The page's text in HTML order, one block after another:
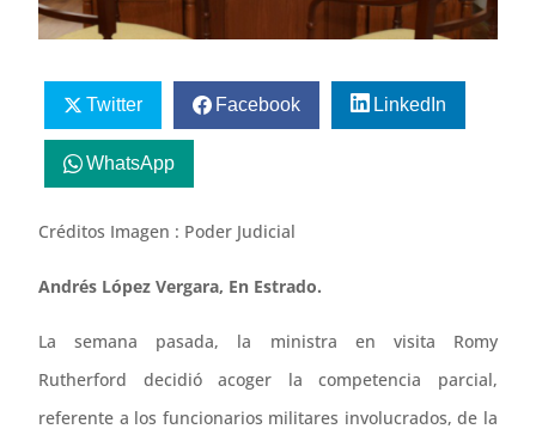
Twitter Facebook LinkedIn
WhatsApp
Créditos Imagen : Poder Judicial
Andrés López Vergara, En Estrado.
La semana pasada, la ministra en visita Romy
Rutherford decidió acoger la competencia parcial,
referente a los funcionarios militares involucrados, de la